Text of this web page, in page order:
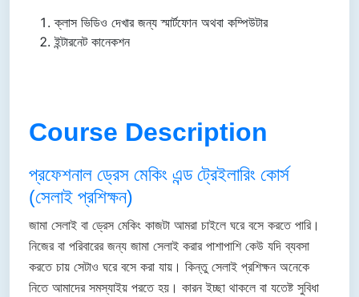
ক্লাস ভিডিও দেখার জন্য স্মার্টফোন অথবা কম্পিউটার
ইন্টারনেট কানেকশন
Course Description
প্রফেশনাল ড্রেস মেকিং এন্ড ট্রেইলারিং কোর্স
(সেলাই প্রশিক্ষন)
জামা সেলাই বা ড্রেস মেকিং কাজটা আমরা চাইলে ঘরে বসে করতে পারি।
নিজের বা পরিবারের জন্য জামা সেলাই করার পাশাপাশি কেউ যদি ব্যবসা
করতে চায় সেটাও ঘরে বসে করা যায়। কিন্তু সেলাই প্রশিক্ষন অনেকে
নিতে আমাদের সমস্যাইয় পরতে হয়। কারন ইচ্ছা থাকলে বা যতেষ্ট সুবিধা